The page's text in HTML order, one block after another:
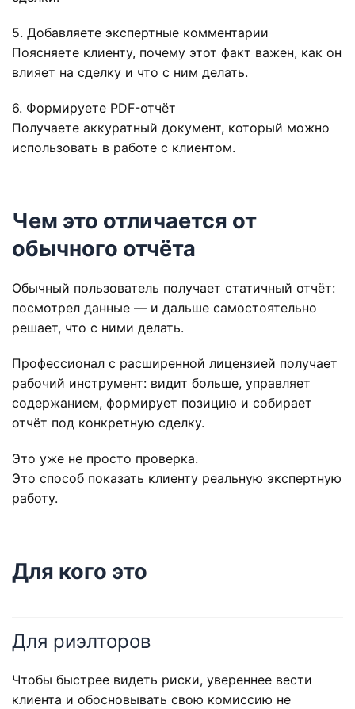
5. Добавляете экспертные комментарии
Поясняете клиенту, почему этот факт важен, как он
влияет на сделку и что с ним делать.
6. Формируете PDF-отчёт
Получаете аккуратный документ, который можно
использовать в работе с клиентом.
Чем это отличается от
обычного отчёта
Обычный пользователь получает статичный отчёт:
посмотрел данные — и дальше самостоятельно
решает, что с ними делать.
Профессионал с расширенной лицензией получает
рабочий инструмент: видит больше, управляет
содержанием, формирует позицию и собирает
отчёт под конкретную сделку.
Это уже не просто проверка.
Это способ показать клиенту реальную экспертную
работу.
Для кого это
Для риэлторов
Чтобы быстрее видеть риски, увереннее вести
клиента и обосновывать свою комиссию не